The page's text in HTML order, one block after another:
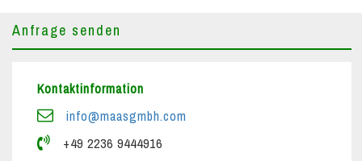
Anfrage senden
Kontaktinformation
info@maasgmbh.com
+49 2236 9444916